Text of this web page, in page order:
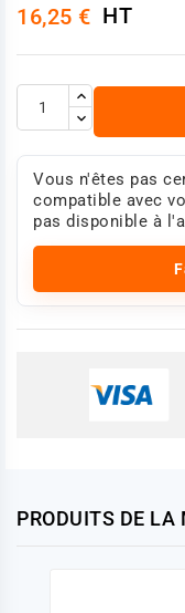
16,25 € HT
Vous n'êtes pas
compatible avec
pas disponible à
PRODUITS DE LA